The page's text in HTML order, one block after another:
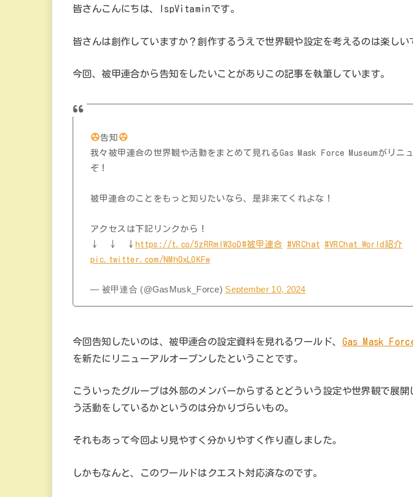
皆さんこんにちは、IspVitaminです。
皆さんは創作していますか？創作するうえで世界観や設定を考えるのは楽しい
今回、被甲連合から告知をしたいことがありこの記事を執筆しています。
告知
我々被甲連合の世界観や活動をまとめて見れるGas Mask Force Museumがリニ
ぞ！
被甲連合のことをもっと知りたいなら、是非来てくれよな！
アクセスは下記リンクから！
↓ ↓ ↓ https://t.co/5zRRmIW3oD#被甲連合 #VRChat #VRChat_World紹介
pic.twitter.com/NMh0xLOKFw
— 被甲連合 (@GasMusk_Force) September 10, 2024
今回告知したいのは、被甲連合の設定資料を見れるワールド、 Gas Mask
を新たにリニューアルオープンしたということです。
こういったグループは外部のメンバーからするとどういう設定や世界観で展開
う活動をしているかというのは分かりづらいもの。
それもあって今回より見やすく分かりやすく作り直しました。
しかもなんと、このワールドはクエスト対応済なのです。